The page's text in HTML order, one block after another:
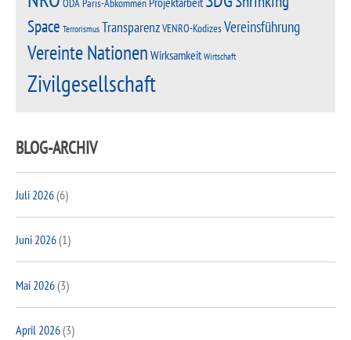
ODA
Space TerrorismusTransparenzVENRO-KodizesVereinsführung
Vereinte Nationen Wirksamkeit Wirtschaft
Zivilgesellschaft
BLOG-ARCHIV
Juli 2026(6)
Juni 2026(1)
Mai 2026(3)
April 2026(3)